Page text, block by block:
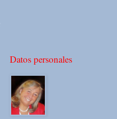
Datos personales